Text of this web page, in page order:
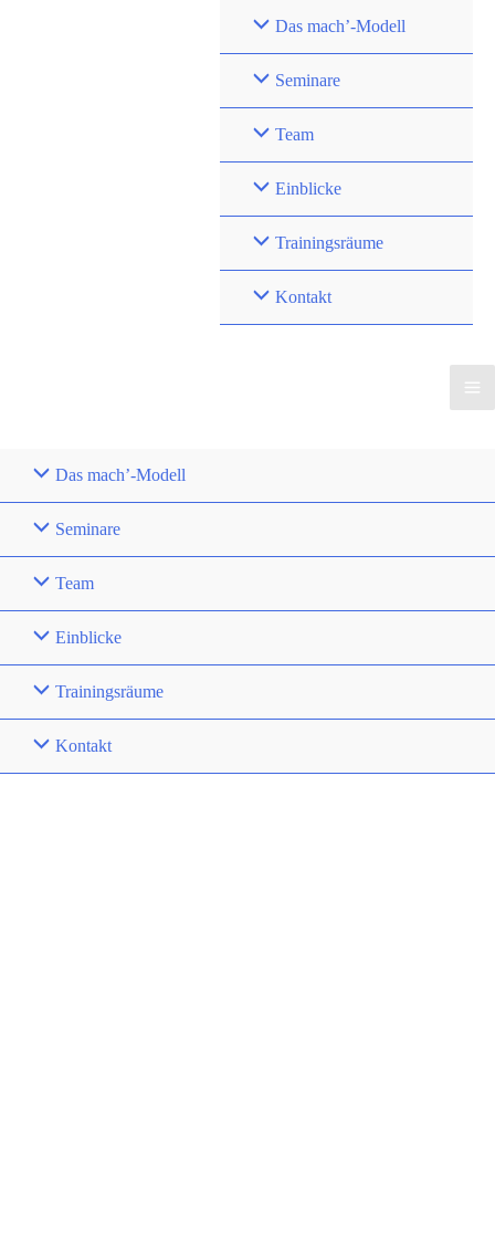
Das mach’-Modell
Seminare
Team
Einblicke
Trainingsräume
Kontakt
Das mach’-Modell
Seminare
Team
Einblicke
Trainingsräume
Kontakt